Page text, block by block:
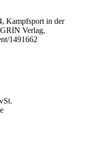
Kampfsport in der
Verlag,
1491662